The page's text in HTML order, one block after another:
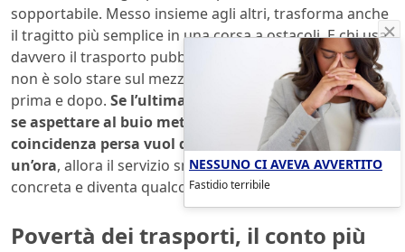
sopportabile. Messo insieme agli altri, trasforma anche
il tragitto più semplice in una corsa a ostacoli. E chi usa
davvero il trasporto pubblico lo sa bene: il problema
non è solo stare sul mezzo, ma tutto quello che viene
prima e dopo. Se l’ultima corsa passa troppo presto,
se aspettare al buio mette a disagio, se una
coincidenza persa vuol dire restare bloccati per
un’ora, allora il servizio smette di essere una possibilità
concreta e diventa qualcosa da evitare.
Povertà dei trasporti, il conto più
NESSUNO CI AVEVA AVVERTITO
Fastidio terribile